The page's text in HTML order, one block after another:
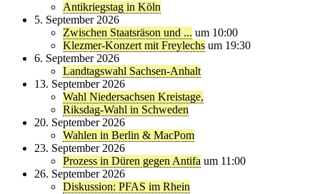
Antikriegstag in Köln
5. September 2026
Zwischen Staatsräson und ... um 10:00
Klezmer-Konzert mit Freylechs um 19:30
6. September 2026
Landtagswahl Sachsen-Anhalt
13. September 2026
Wahl Niedersachsen Kreistage,
Riksdag-Wahl in Schweden
20. September 2026
Wahlen in Berlin & MacPom
23. September 2026
Prozess in Düren gegen Antifa um 11:00
26. September 2026
Diskussion: PFAS im Rhein